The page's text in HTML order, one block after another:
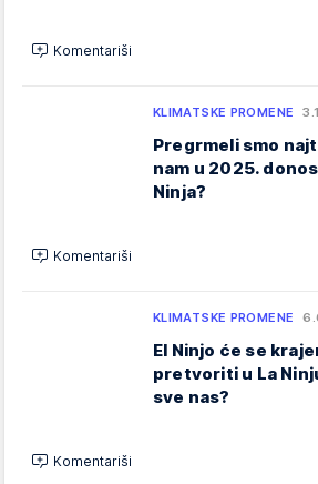
Komentariši
KLIMATSKE PROMENE
Pregrmeli smo
nam u 2025.
Ninja?
Komentariši
KLIMATSKE PROMENE
El Ninjo će se
pretvoriti u La
sve nas?
Komentariši